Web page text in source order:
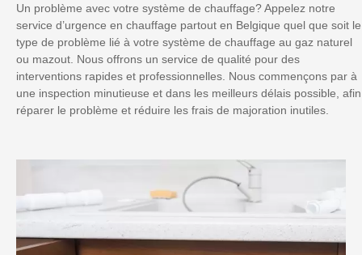
Un problème avec votre système de chauffage? Appelez notre
service d’urgence en chauffage partout en Belgique quel que soit le
type de problème lié à votre système de chauffage au gaz naturel
ou mazout. Nous offrons un service de qualité pour des
interventions rapides et professionnelles. Nous commençons par à
une inspection minutieuse et dans les meilleurs délais possible, afin
réparer le problème et réduire les frais de majoration inutiles.